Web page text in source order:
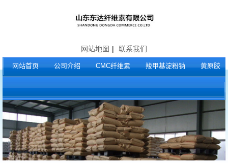
网站地图 | 联系我们
网站首页 公司介绍 CMC纤维素 羧甲基淀粉钠 黄原胶